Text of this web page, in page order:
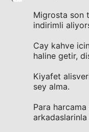
Migrosta son
indirimli
Cay kahve
haline getir,
Kiyafet
sey alma.
Para